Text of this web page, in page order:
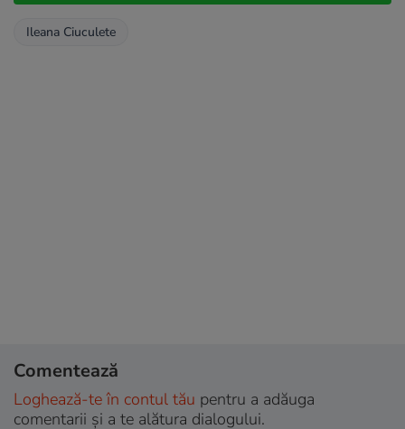
Ileana Ciuculete
Comentează
Loghează-te în contul tău pentru a adăuga
comentarii și a te alătura dialogului.